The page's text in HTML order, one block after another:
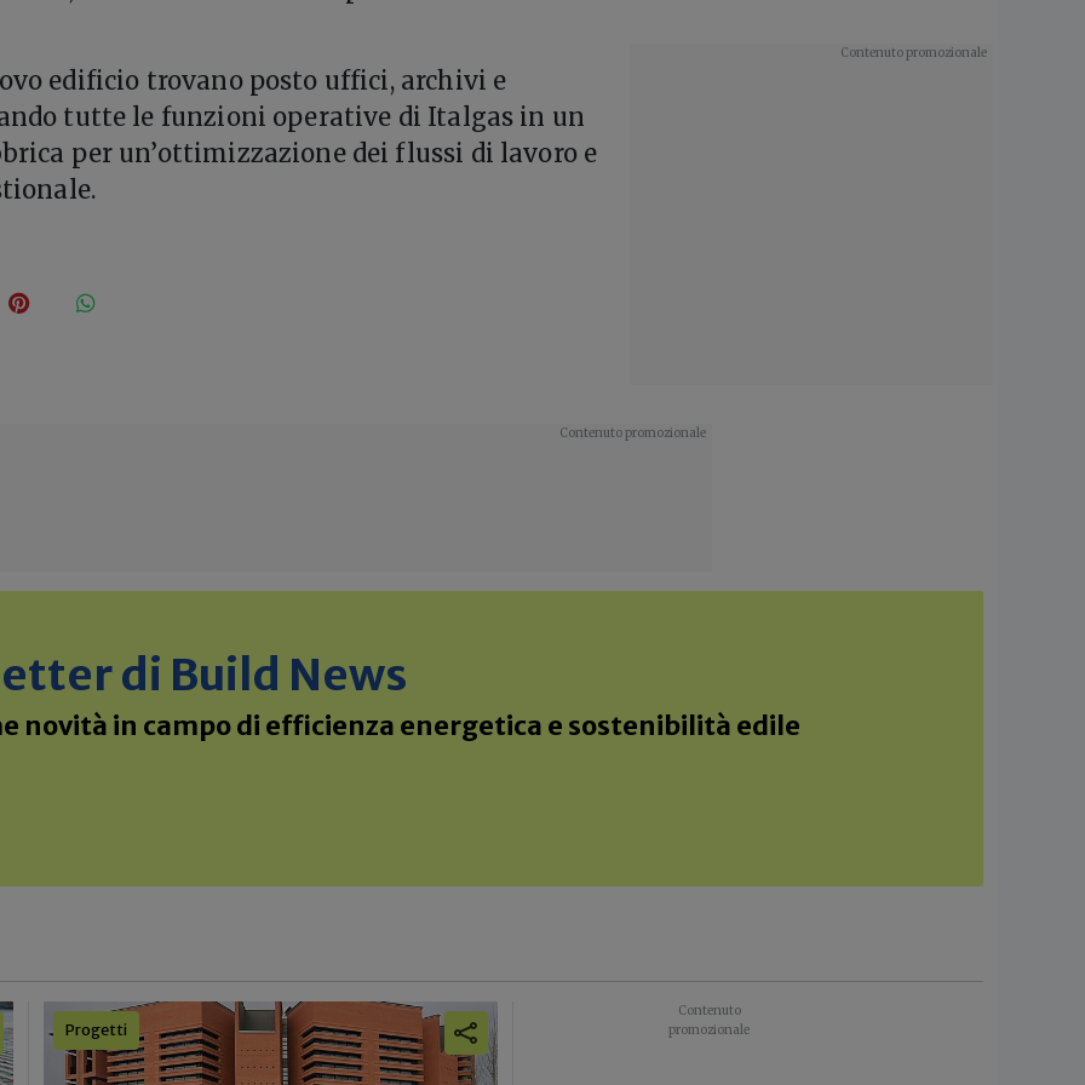
edificio trovano posto uffici, archivi e
tutte le funzioni operative di Italgas in un
per un’ottimizzazione dei flussi di lavoro e
di Build News
novità in campo di efficienza energetica e sostenibilità edile
Progetti